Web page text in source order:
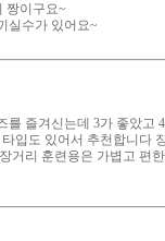
짱이구요~
실수가 있어요~
즐겨신는데 3가 좋았고
입도 있어서 추천합니다
거리 훈련용은 가볍고 편